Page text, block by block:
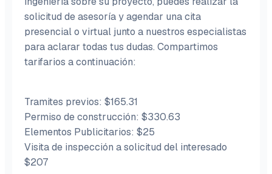
solicitud de asesoría y agendar una cita
presencial o virtual junto a nuestros especialistas
para aclarar todas tus dudas. Compartimos
tarifarios a continuación:
Tramites previos: $165.31
Permiso de construcción: $330.63
Elementos Publicitarios: $25
Visita de inspección a solicitud del interesado
$207